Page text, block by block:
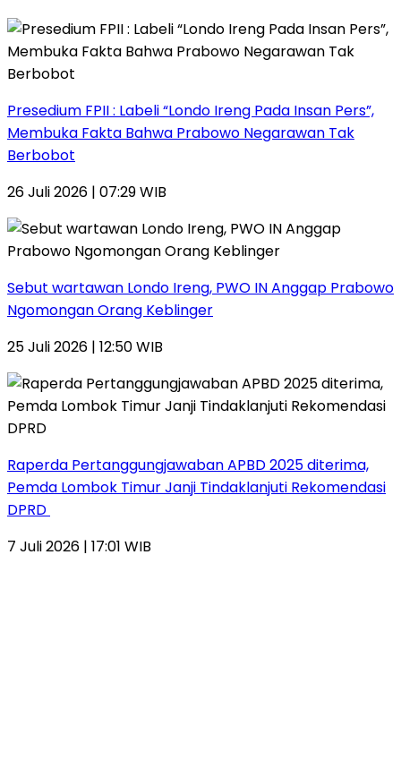
Presedium FPII : Labeli “Londo Ireng Pada Insan Pers”,
Membuka Fakta Bahwa Prabowo Negarawan Tak
Berbobot
26 Juli 2026 | 07:29 WIB
Sebut wartawan Londo Ireng, PWO IN Anggap Prabowo
Ngomongan Orang Keblinger
25 Juli 2026 | 12:50 WIB
Raperda Pertanggungjawaban APBD 2025 diterima,
Pemda Lombok Timur Janji Tindaklanjuti Rekomendasi
DPRD
7 Juli 2026 | 17:01 WIB